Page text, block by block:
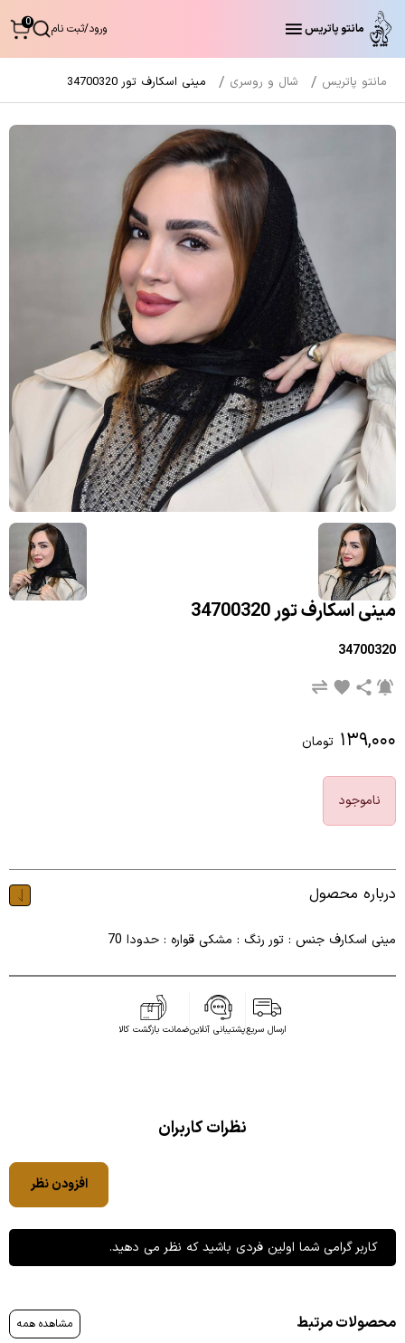
مانتو پاتریس ورود/ثبت نام 0
مانتو پاتریس شال و روسری مینی اسکارف تور 34700320
مینی اسکارف تور 34700320
34700320
۱۳۹,۰۰۰ تومان
ناموجود
درباره محصول
مینی اسکارف جنس : تور رنگ : مشکی قواره : حدودا 70
ارسال سریعپشتیبانی آنلاینضمانت بازگشت کالا
نظرات کاربران
افزودن نظر
کاربر گرامی شما اولین فردی باشید که نظر می دهید.
محصولات مرتبط مشاهده همه